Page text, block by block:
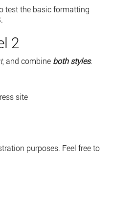
test the basic formatting
2
, and combine both styles.
site
purposes. Feel free to